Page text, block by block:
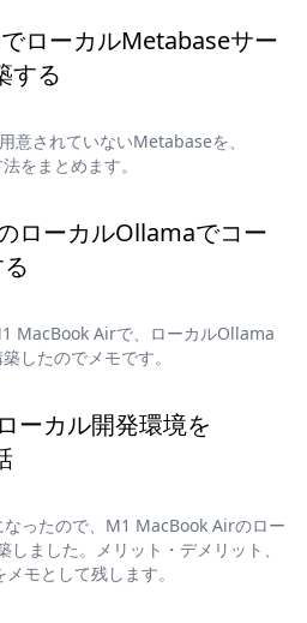
ローカルMetabaseサー
する
意されていないMetabaseを、
をまとめます。
ローカルOllamaでコー
MacBook Airで、ローカルOllama
したのでメモです。
ーカル開発環境を
ったので、M1 MacBook Airのロー
ました。メリット・デメリット、
モとして残します。